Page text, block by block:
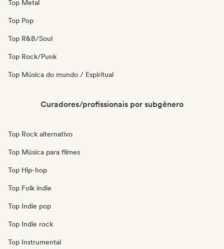
Top Metal
Top Pop
Top R&B/Soul
Top Rock/Punk
Top Música do mundo / Espiritual
Curadores/profissionais por subgênero
Top Rock alternativo
Top Música para filmes
Top Hip-hop
Top Folk indie
Top Indie pop
Top Indie rock
Top Instrumental